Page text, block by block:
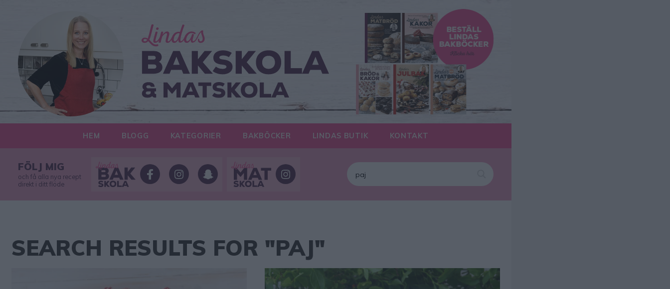
HEM BLOGG KATEGORIER BAKBÖCKER LINDAS BUTIK KONTAKT
FÖLJ MIG
och få alla nya recept
direkt i ditt flöde
SEARCH RESULTS FOR "PAJ"